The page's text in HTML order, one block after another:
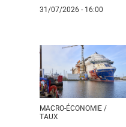
31/07/2026 - 16:00
MACRO-ÉCONOMIE /
TAUX